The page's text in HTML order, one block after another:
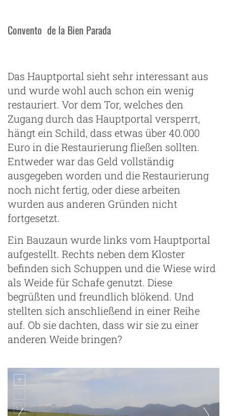
Convento de la Bien Parada
Das Hauptportal sieht sehr interessant aus
und wurde wohl auch schon ein wenig
restauriert. Vor dem Tor, welches den
Zugang durch das Hauptportal versperrt,
hängt ein Schild, dass etwas über 40.000
Euro in die Restaurierung fließen sollten.
Entweder war das Geld vollständig
ausgegeben worden und die Restaurierung
noch nicht fertig, oder diese arbeiten
wurden aus anderen Gründen nicht
fortgesetzt.
Ein Bauzaun wurde links vom Hauptportal
aufgestellt. Rechts neben dem Kloster
befinden sich Schuppen und die Wiese wird
als Weide für Schafe genutzt. Diese
begrüßten und freundlich blökend. Und
stellten sich anschließend in einer Reihe
auf. Ob sie dachten, dass wir sie zu einer
anderen Weide bringen?